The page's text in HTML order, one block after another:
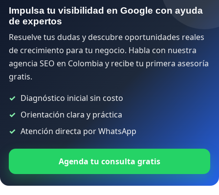
Impulsa tu visibilidad en Google con ayuda
de expertos
Resuelve tus dudas y descubre oportunidades reales
de crecimiento para tu negocio. Habla con nuestra
agencia SEO en Colombia y recibe tu primera asesoría
gratis.
Diagnóstico inicial sin costo
Orientación clara y práctica
Atención directa por WhatsApp
Agenda tu consulta gratis